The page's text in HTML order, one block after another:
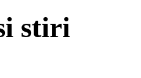
stiri